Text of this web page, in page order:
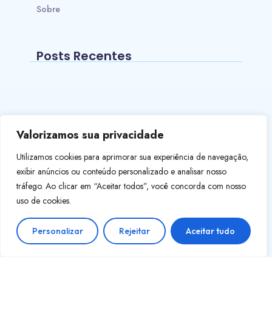
Valorizamos sua privacidade
Utilizamos cookies para aprimorar sua experiência de navegação,
exibir anúncios ou conteúdo personalizado e analisar nosso
tráfego. Ao clicar em “Aceitar todos”, você concorda com nosso
uso de cookies.
Personalizar Rejeitar Aceitar tudo
Sobre
Posts Recentes
~ 24/05/2026
Os 10 Melhores Smartwatches para
Natação
~ 15/03/2026
contatodicasdaboaforma@gmail.com